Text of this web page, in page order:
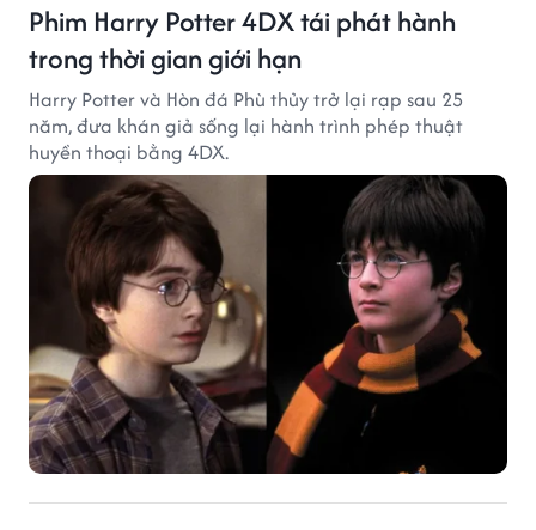
Phim Harry Potter 4DX tái phát hành
trong thời gian giới hạn
Harry Potter và Hòn đá Phù thủy trở lại rạp sau 25
năm, đưa khán giả sống lại hành trình phép thuật
huyền thoại bằng 4DX.